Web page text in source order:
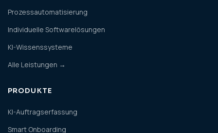
Prozessautomatisierung
Individuelle Softwarelösungen
KI-Wissenssysteme
Alle Leistungen →
PRODUKTE
KI-Auftragserfassung
Smart Onboarding